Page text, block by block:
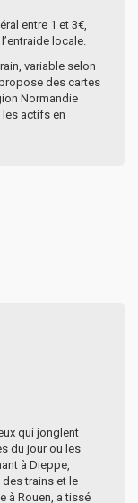
entre 1 et 3€,
locale.
variable selon
propose des cartes
Normandie
actifs en
qui jonglent
du jour ou les
à Dieppe,
trains et le
à Rouen, a tissé